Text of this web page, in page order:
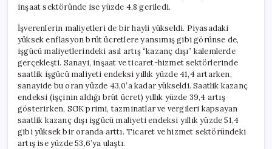
inşaat sektöründe ise yüzde 4,8 geriledi.
İşverenlerin maliyetleri de bir hayli yükseldi. Piyasadaki
yüksek enflasyon brüt ücretlere yansımış gibi görünse de,
işgücü maliyetlerindeki asıl artış “kazanç dışı” kalemlerde
gerçekleşti. Sanayi, inşaat ve ticaret-hizmet sektörlerinde
saatlik işgücü maliyeti endeksi yıllık yüzde 41,4 artarken,
sanayide bu oran yüzde 43,0’a kadar yükseldi. Saatlik kazanç
endeksi (işçinin aldığı brüt ücret) yıllık yüzde 39,4 artış
gösterirken, SGK primi, tazminatlar ve vergileri kapsayan
saatlik kazanç dışı işgücü maliyeti endeksi yıllık yüzde 51,4
gibi yüksek bir oranda arttı. Ticaret ve hizmet sektöründeki
artış ise yüzde 53,6’ya ulaştı.